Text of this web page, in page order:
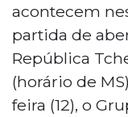
acontecem
partida de
República
(horário de
feira (12), o